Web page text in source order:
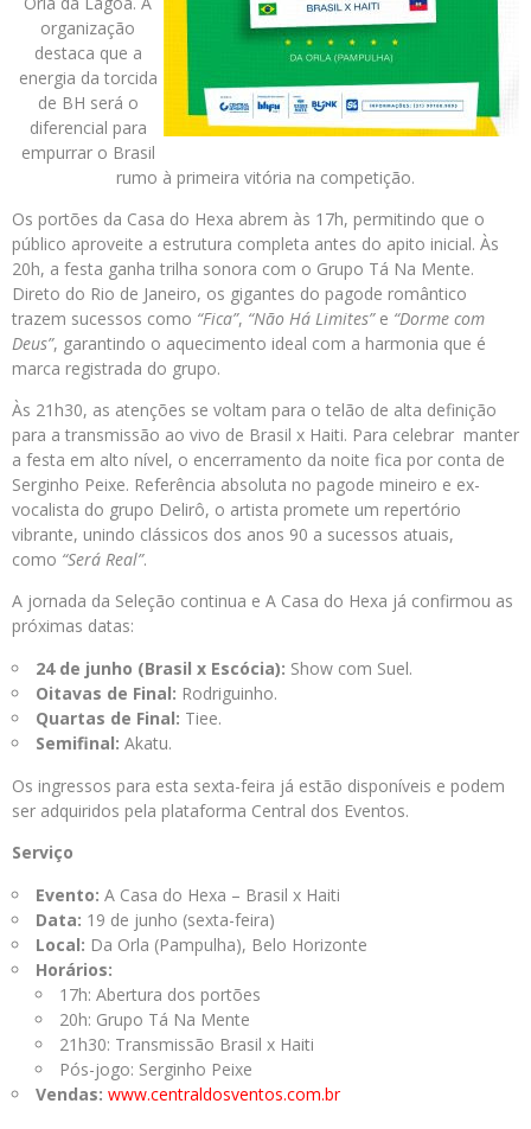
organização
destaca que a
energia da torcida
de BH será o
diferencial para
empurrar o Brasil
rumo à primeira vitória na competição.
Os portões da Casa do Hexa abrem às 17h, permitindo que o
público aproveite a estrutura completa antes do apito inicial. Às
20h, a festa ganha trilha sonora com o Grupo Tá Na Mente.
Direto do Rio de Janeiro, os gigantes do pagode romântico
trazem sucessos como “Fica”, “Não Há Limites”e “Dorme com
Deus”, garantindo o aquecimento ideal com a harmonia que é
marca registrada do grupo.
Às 21h30, as atenções se voltam para o telão de alta definição
para a transmissão ao vivo de Brasil x Haiti. Para celebrar manter
a festa em alto nível, o encerramento da noite fica por conta de
Serginho Peixe. Referência absoluta no pagode mineiro e ex-
vocalista do grupo Delirô, o artista promete um repertório
vibrante, unindo clássicos dos anos 90 a sucessos atuais,
como “Será Real”.
A jornada da Seleção continua e A Casa do Hexa já confirmou as
próximas datas:
24 de junho (Brasil x Escócia): Show com Suel.
Oitavas de Final: Rodriguinho.
Quartas de Final: Tiee.
Semifinal: Akatu.
Os ingressos para esta sexta-feira já estão disponíveis e podem
ser adquiridos pela plataforma Central dos Eventos.
Serviço
Evento: A Casa do Hexa – Brasil x Haiti
Data: 19 de junho (sexta-feira)
Local: Da Orla (Pampulha), Belo Horizonte
Horários:
17h: Abertura dos portões
20h: Grupo Tá Na Mente
21h30: Transmissão Brasil x Haiti
Pós-jogo: Serginho Peixe
Vendas: www.centraldosventos.com.br